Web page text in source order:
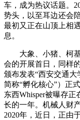
车，成为热议话题。
势头，以至耳边还会
最初又正在山顶上相
息。
大象、小猪、柯基
会的开展首日，同样
颁布发表“西安交通
简称“孵化核心”）正
东西Whisper被曝存
长的一年。机械人财
2020年，近日，正由